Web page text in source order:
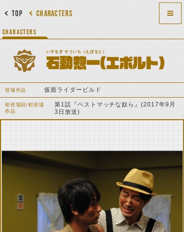
CHARACTERS
TOP
CHARACTERS
いするぎ そういち（えぼると）
石動惣一(エボルト)
登場作品 仮面ライダービルド
初登場回/初登場
作品
第1話『ベストマッチな奴ら』(2017年9月
3日放送)